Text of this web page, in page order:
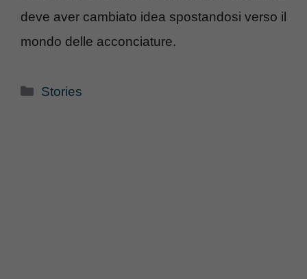
deve aver cambiato idea spostandosi verso il
mondo delle acconciature.
Categorie
Stories